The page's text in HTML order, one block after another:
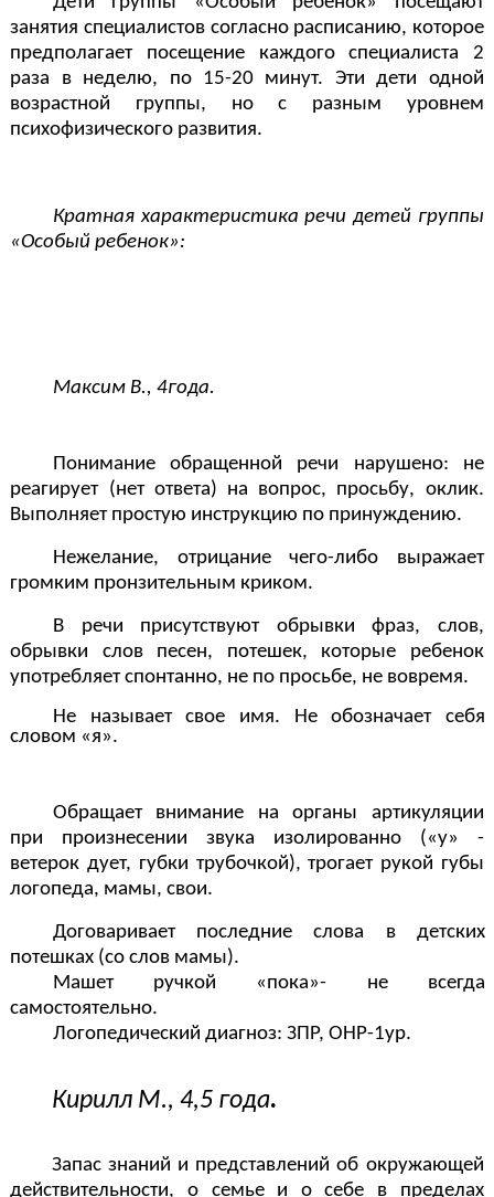
занятия специалистов согласно расписанию, которое
предполагает посещение каждого специалиста 2
раза в неделю, по 15-20 минут. Эти дети одной
возрастной группы, но с разным уровнем
психофизического развития.
Кратная характеристика речи детей группы
«Особый ребенок»:
Максим В., 4года.
Понимание обращенной речи нарушено: не
реагирует (нет ответа) на вопрос, просьбу, оклик.
Выполняет простую инструкцию по принуждению.
Нежелание, отрицание чего-либо выражает
громким пронзительным криком.
В речи присутствуют обрывки фраз, слов,
обрывки слов песен, потешек, которые ребенок
употребляет спонтанно, не по просьбе, не вовремя.
Не называет свое имя. Не обозначает себя
словом «я».
Обращает внимание на органы артикуляции
при произнесении звука изолированно («у» -
ветерок дует, губки трубочкой), трогает рукой губы
логопеда, мамы, свои.
Договаривает последние слова в детских
потешках (со слов мамы).
Машет ручкой «пока»- не всегда
самостоятельно.
Логопедический диагноз: ЗПР, ОНР-1ур.
Кирилл М., 4,5 года.
Запас знаний и представлений об окружающей
действительности, о семье и о себе в пределах